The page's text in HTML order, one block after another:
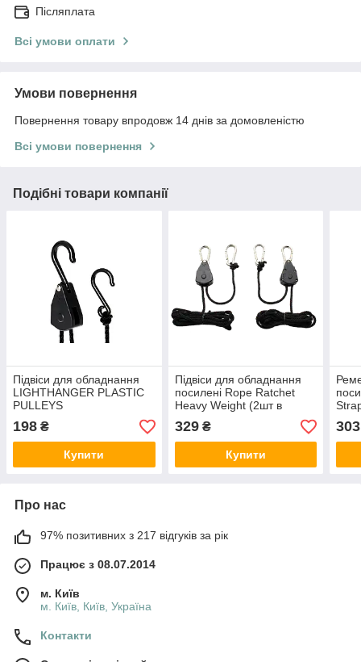
Післяплата
Всі умови оплати
Умови повернення
Повернення товару впродовж 14 днів за домовленістю
Всі умови повернення
Подібні товари компанії
Підвіси для обладнання
LIGHTHANGER PLASTIC
PULLEYS
198 ₴
Купити
Підвіси для обладнання
посилені Rope Ratchet
Heavy Weight (2шт в
упаковці)
329₴
Купити
303
Про нас
97% позитивних з 217 відгуків за рік
Працює з 08.07.2014
м. Київ
м. Київ, Київ, Україна
Контакти